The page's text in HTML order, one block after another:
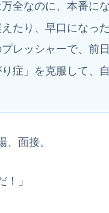
全なのに、本番に
たり、早口になっ
レッシャーで、前
り症」を克服して、
、面接。
！」